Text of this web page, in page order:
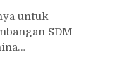
untuk
SDM